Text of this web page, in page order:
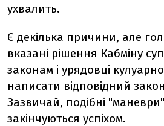
ухвалить.
Є декілька причини, але
вказані рішення Кабміну
законам і урядовці
написати відповідний
Зазвичай, подібні
закінчуються успіхом.